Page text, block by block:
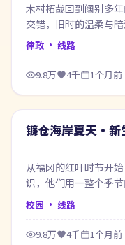
木村拓哉回到阔别多
交错，旧时的温柔与
都像在赎回当年的失约
律政 · 线路
9.8万 4千 1个月前
最新
镰仓海岸夏天·新
从福冈的红叶时节开
识，他们用一整个季
色。
校园 · 线路
9.8万 4千 1个月前